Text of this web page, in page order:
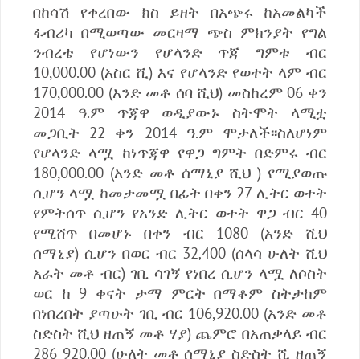
በከሳሽ የቀረበው ክስ ይዘት በአጭሩ ከአመልካች
ፋብሪካ በሚወጣው መርዛማ ጭስ ምክንያት የግል
ንብረቴ የሆነውን የሆላንድ ጥጃ ግምቱ ብር
10,000.00 (አስር ሺ) እና የሆላንድ የወተት ላም ብር
170,000.00 (አንድ መቶ ሰባ ሺህ) መስከረም 06 ቀን
2014 ዓ.ም ጥጃዋ ወዲያውኑ ስትሞት ላሚቷ
መጋቢት 22 ቀን 2014 ዓ.ም ሞታለች፡፡ስለሆነም
የሆላንድ ላሟ ከነጥጃዋ የዋጋ ግምት በድምሩ ብር
180,000.00 (አንድ መቶ ሰማኒያ ሺህ ) የሚያወጡ
ሲሆን ላሟ ከመታመሟ በፊት በቀን 27 ሊትር ወተት
የምትሰጥ ሲሆን የአንድ ሊትር ወተት ዋጋ ብር 40
የሚሸጥ በመሆኑ በቀን ብር 1080 (አንድ ሺህ
ሰማኒያ) ሲሆን በወር ብር 32‚400 (ሰላሳ ሁለት ሺህ
አራት መቶ ብር) ገቢ ሳገኝ የነበረ ሲሆን ላሟ ለሶስት
ወር ከ 9 ቀናት ታማ ምርት በማቆም ስትታከም
በነበረበት ያጣሁት ገቢ ብር 106,920.00 (አንድ መቶ
ስድስት ሺህ ዘጠኝ መቶ ሃያ) ጨምሮ በአጠቃላይ ብር
286 920.00 (ሁለት መቶ ሰማኒያ ስድስት ሺ ዘጠኝ